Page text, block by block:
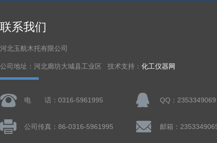
联系我们
河北玉航木托有限公司
公司地址：河北廊坊大城县工业区 技术支持： 化工仪器网
电 话：0316-5961995 QQ：2353349069
公司传真：86-0316-5961995 邮箱：